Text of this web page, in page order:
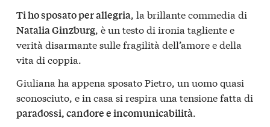
Ti ho sposato per allegria, la brillante commedia di
Natalia Ginzburg, è un testo di ironia tagliente e
verità disarmante sulle fragilità dell’amore e della
vita di coppia.
Giuliana ha appena sposato Pietro, un uomo quasi
sconosciuto, e in casa si respira una tensione fatta di
paradossi, candore e incomunicabilità.